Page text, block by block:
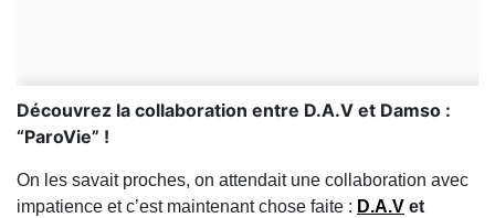
Découvrez la collaboration entre D.A.V et Damso :
“ParoVie” !
On les savait proches, on attendait une collaboration avec
impatience et c’est maintenant chose faite : D.A.V et